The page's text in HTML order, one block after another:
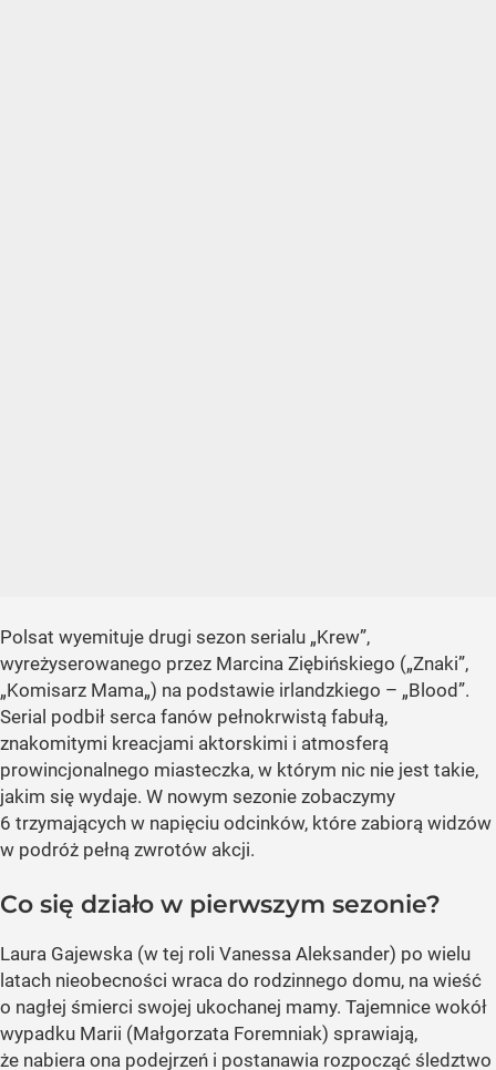
Polsat wyemituje drugi sezon serialu „Krew”,
wyreżyserowanego przez Marcina Ziębińskiego („Znaki”,
„Komisarz Mama„) na podstawie irlandzkiego – „Blood”.
Serial podbił serca fanów pełnokrwistą fabułą,
znakomitymi kreacjami aktorskimi i atmosferą
prowincjonalnego miasteczka, w którym nic nie jest takie,
jakim się wydaje. W nowym sezonie zobaczymy
6 trzymających w napięciu odcinków, które zabiorą widzów
w podróż pełną zwrotów akcji.
Co się działo w pierwszym sezonie?
Laura Gajewska (w tej roli Vanessa Aleksander) po wielu
latach nieobecności wraca do rodzinnego domu, na wieść
o nagłej śmierci swojej ukochanej mamy. Tajemnice wokół
wypadku Marii (Małgorzata Foremniak) sprawiają,
że nabiera ona podejrzeń i postanawia rozpocząć śledztwo